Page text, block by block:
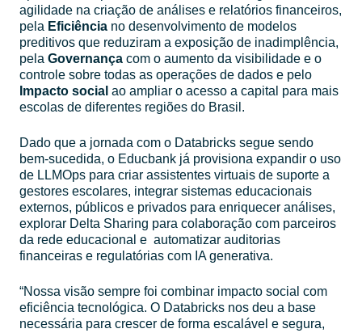
agilidade na criação de análises e relatórios financeiros,
pela Eficiência no desenvolvimento de modelos
preditivos que reduziram a exposição de inadimplência,
pela Governança com o aumento da visibilidade e o
controle sobre todas as operações de dados e pelo
Impacto social ao ampliar o acesso a capital para mais
escolas de diferentes regiões do Brasil.
Dado que a jornada com o Databricks segue sendo
bem-sucedida, o Educbank já provisiona expandir o uso
de LLMOps para criar assistentes virtuais de suporte a
gestores escolares, integrar sistemas educacionais
externos, públicos e privados para enriquecer análises,
explorar Delta Sharing para colaboração com parceiros
da rede educacional e automatizar auditorias
financeiras e regulatórias com IA generativa.
“Nossa visão sempre foi combinar impacto social com
eficiência tecnológica. O Databricks nos deu a base
necessária para crescer de forma escalável e segura,